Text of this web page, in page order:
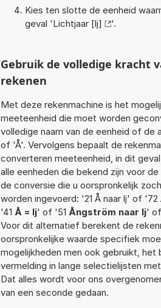
Kies ten slotte de eenheid
geval 'Lichtjaar [lj] '.
Gebruik de volledige kracht
rekenen
Met deze rekenmachine is het
meeteenheid die moet worden
volledige naam van de eenheid of
of 'Å'. Vervolgens bepaalt de
converteren meeteenheid, in dit
alle eenheden die bekend zijn voor
de conversie die u oorspronkelijk
worden ingevoerd: '21 Å naar lj' of
'41 Å = lj' of '51 Ångström naar lj'
Voor dit alternatief berekent de
oorspronkelijke waarde specifiek
mogelijkheden men ook gebruikt,
vermelding in lange selectielijsten
Dat alles wordt voor ons
van een seconde gedaan.